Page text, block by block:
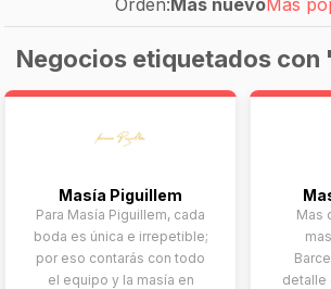
Orden:Más nuevoMás
Negocios etiquetados con
Masía Piguillem
Para Masía Piguillem, cada
boda es única e irrepetible;
por eso contarás con todo
el equipo y la masía en
Mas
detalle